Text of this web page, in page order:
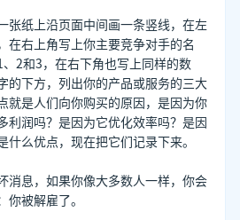
张纸上沿页面中间画一条竖线，在左
在右上角写上你主要竞争对手的名
2和3，在右下角也写上同样的数
的下方，列出你的产品或服务的三大
就是人们向你购买的原因，是因为你
利润吗？是因为它优化效率吗？是因
什么优点，现在把它们记录下来。
消息，如果你像大多数人一样，你会
被解雇了。